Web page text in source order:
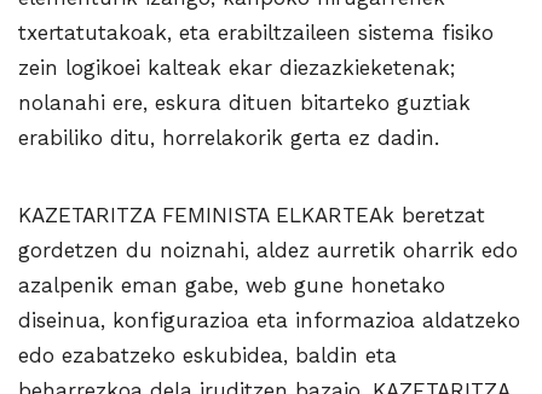
txertatutakoak, eta erabiltzaileen sistema fisiko
zein logikoei kalteak ekar diezazkieketenak;
nolanahi ere, eskura dituen bitarteko guztiak
erabiliko ditu, horrelakorik gerta ez dadin.
KAZETARITZA FEMINISTA ELKARTEAk beretzat
gordetzen du noiznahi, aldez aurretik oharrik edo
azalpenik eman gabe, web gune honetako
diseinua, konfigurazioa eta informazioa aldatzeko
edo ezabatzeko eskubidea, baldin eta